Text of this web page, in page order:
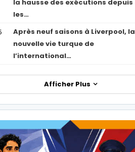
la hausse des exécutions depuis
les…
Après neuf saisons à Liverpool, la
nouvelle vie turque de
l’international…
Afficher Plus